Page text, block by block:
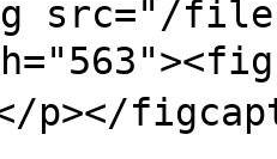
src="/files/
p></